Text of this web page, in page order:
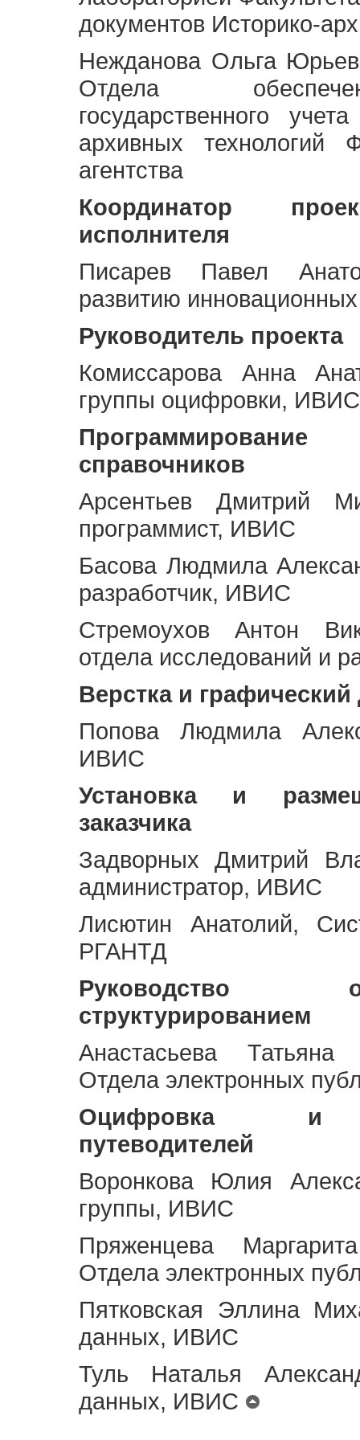
документов Историко-
Нежданова Ольга
Отдела
государственного
архивных технологий
агентства
Координатор
исполнителя
Писарев Павел
развитию
Руководитель проекта
Комиссарова Анна
группы оцифровки, ИВИС
Программирование
справочников
Арсентьев Дмитрий
программист, ИВИС
Басова Людмила
разработчик, ИВИС
Стремоухов Антон
отдела исследований и
Верстка и графический
Попова Людмила
ИВИС
Установка и
заказчика
Задворных Дмитрий
администратор, ИВИС
Лисютин Анатолий,
РГАНТД
Руководство
структурированием
Анастасьева Татьяна
Отдела электронных
Оцифровка и
путеводителей
Воронкова Юлия
группы, ИВИС
Пряженцева
Отдела электронных
Пятковская Эллина
данных, ИВИС
Туль Наталья
данных, ИВИС